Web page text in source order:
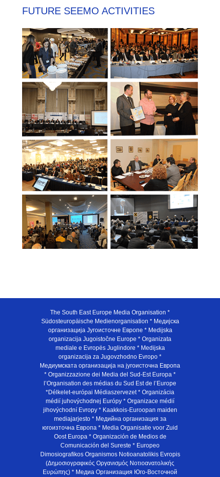
FUTURE SEEMO ACTIVITIES
The South East Europe Media Organisation *
Südosteuropäische Medienorganisation * Медијска
организација Југоисточне Европе * Medijska
organizacija Jugoistočne Europe * Organizata
mediale e Evropës Juglindore * Medijska
organizacija za Jugovzhodno Evropo *
Медиумската организација на југоисточна Европа
* Organizzazione dei Media del Sud-Est Europa *
l’Organisation des médias du Sud Est de l’Europe
*Délkelet-európai Médiaszervezet * Organizácia
médií juhovýchodnej Európy * Organizace médií
jihovýchodní Evropy * Kaakkois-Euroopan maiden
mediajarjesto * Медийна организация за
югоизточна Европа * Media Organisatie voor Zuid
Oost Europa * Organización de Medios de
Comunicación del Sureste * Europeo
Dimosiografikos Organismos Notioanatolikis Evropis
(Δημοσιογραφικός Οργανισμός Νοτιοανατολικής
Ευρώπης) * Медиа Организация Юго-Восточной